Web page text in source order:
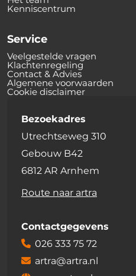
Kenniscentrum
Service
Veelgestelde vragen
Klachtenregeling
Contact & Advies
Algemene voorwaarden
Cookie disclaimer
Bezoekadres
Utrechtseweg 310
Gebouw B42
6812 AR Arnhem
Route naar artra
Contactgegevens
026 333 75 72
artra@artra.nl